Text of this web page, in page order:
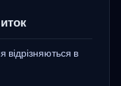
в